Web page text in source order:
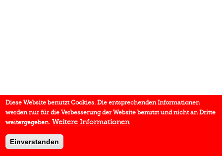
Diese Website benutzt Cookies. Die entsprechenden Informationen
werden nur für die Verbesserung der Website benutzt und nicht an Dritte
weitergegeben. Weitere Informationen
Einverstanden